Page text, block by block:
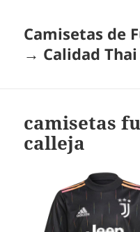
Camisetas de
→ Calidad Thai
camisetas
calleja